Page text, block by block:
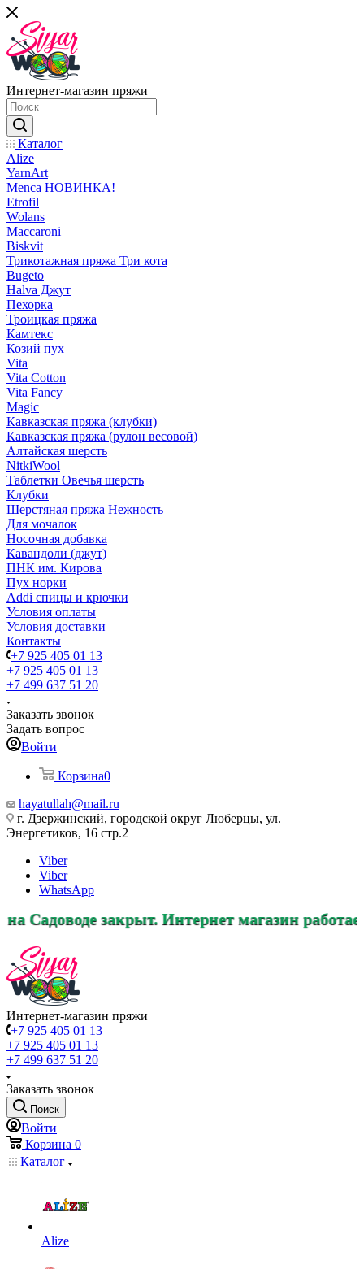
Интернет-магазин пряжи
Каталог
Alize
YarnArt
Menca НОВИНКА!
Etrofil
Wolans
Maccaroni
Biskvit
Трикотажная пряжа Три кота
Bugeto
Halva Джут
Пехорка
Троицкая пряжа
Камтекс
Козий пух
Vita
Vita Cotton
Vita Fancy
Magic
Кавказская пряжа (клубки)
Кавказская пряжа (рулон весовой)
Алтайская шерсть
NitkiWool
Таблетки Овечья шерсть
Клубки
Шерстяная пряжа Нежность
Для мочалок
Носочная добавка
Кавандоли (джут)
ПНК им. Кирова
Пух норки
Addi спицы и крючки
Условия оплаты
Условия доставки
Контакты
+7 925 405 01 13
+7 925 405 01 13
+7 499 637 51 20
Заказать звонок
Задать вопрос
Войти
Корзина0
hayatullah@mail.ru
г. Дзержинский, городской округ Люберцы, ул.
Энергетиков, 16 стр.2
Viber
Viber
WhatsApp
Интернет магазин работает в
Интернет-магазин пряжи
+7 925 405 01 13
+7 925 405 01 13
+7 499 637 51 20
Заказать звонок
Поиск
Войти
Корзина 0
Каталог
Alize